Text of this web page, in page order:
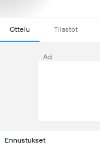
Ottelu Tilastot
Ad
Ennustukset